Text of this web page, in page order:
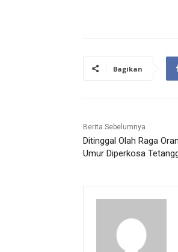
Bagikan
Berita Sebelumnya
Ditinggal Olah Raga
Umur Diperkosa